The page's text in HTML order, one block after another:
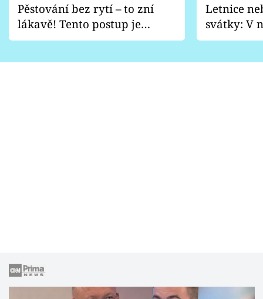
Pěstování bez rytí – to zní
lákavě! Tento postup je
vhodný jen pro některé
Letnice
svátky: V
pondělí